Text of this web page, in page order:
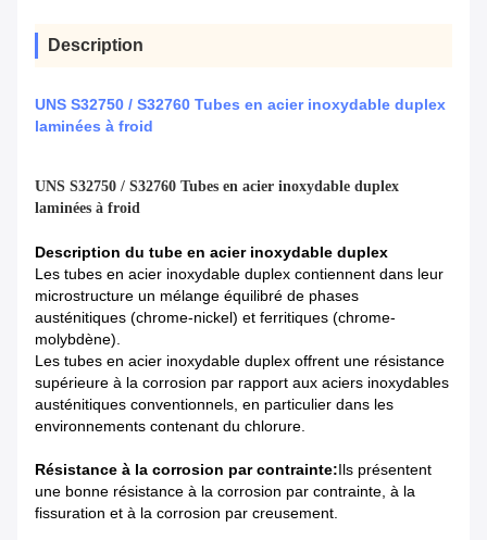
Description
UNS S32750 / S32760 Tubes en acier inoxydable duplex
laminées à froid
UNS S32750 / S32760 Tubes en acier inoxydable duplex
laminées à froid
Description du tube en acier inoxydable duplex
Les tubes en acier inoxydable duplex contiennent dans leur
microstructure un mélange équilibré de phases
austénitiques (chrome-nickel) et ferritiques (chrome-
molybdène).
Les tubes en acier inoxydable duplex offrent une résistance
supérieure à la corrosion par rapport aux aciers inoxydables
austénitiques conventionnels, en particulier dans les
environnements contenant du chlorure.
Résistance à la corrosion par contrainte:Ils présentent
une bonne résistance à la corrosion par contrainte, à la
fissuration et à la corrosion par creusement.